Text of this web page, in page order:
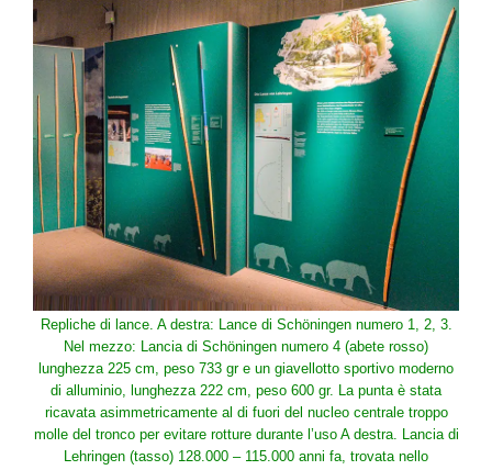
Repliche di lance. A destra: Lance di Schöningen numero 1, 2, 3.
Nel mezzo: Lancia di Schöningen numero 4 (abete rosso)
lunghezza 225 cm, peso 733 gr e un giavellotto sportivo moderno
di alluminio, lunghezza 222 cm, peso 600 gr. La punta è stata
ricavata asimmetricamente al di fuori del nucleo centrale troppo
molle del tronco per evitare rotture durante l’uso A destra. Lancia di
Lehringen (tasso) 128.000 – 115.000 anni fa, trovata nello